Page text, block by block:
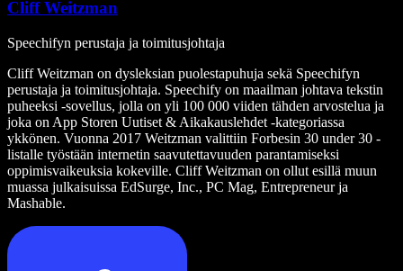
Cliff Weitzman
Speechifyn perustaja ja toimitusjohtaja
Cliff Weitzman on dysleksian puolestapuhuja sekä Speechifyn
perustaja ja toimitusjohtaja. Speechify on maailman johtava tekstin
puheeksi -sovellus, jolla on yli 100 000 viiden tähden arvostelua ja
joka on App Storen Uutiset & Aikakauslehdet -kategoriassa
ykkönen. Vuonna 2017 Weitzman valittiin Forbesin 30 under 30 -
listalle työstään internetin saavutettavuuden parantamiseksi
oppimisvaikeuksia kokeville. Cliff Weitzman on ollut esillä muun
muassa julkaisuissa EdSurge, Inc., PC Mag, Entrepreneur ja
Mashable.